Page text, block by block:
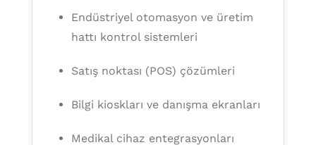
Endüstriyel otomasyon ve üretim
hattı kontrol sistemleri
Satış noktası (POS) çözümleri
Bilgi kioskları ve danışma ekranları
Medikal cihaz entegrasyonları